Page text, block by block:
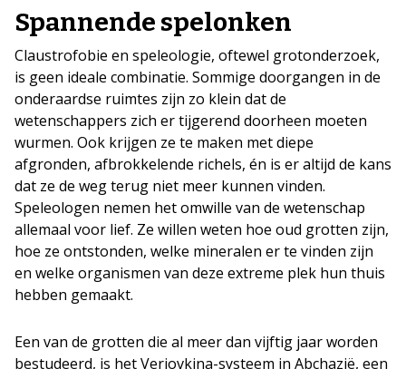
Spannende spelonken
Claustrofobie en speleologie, oftewel grotonderzoek,
is geen ideale combinatie. Sommige doorgangen in de
onderaardse ruimtes zijn zo klein dat de
wetenschappers zich er tijgerend doorheen moeten
wurmen. Ook krijgen ze te maken met diepe
afgronden, afbrokkelende richels, én is er altijd de kans
dat ze de weg terug niet meer kunnen vinden.
Speleologen nemen het omwille van de wetenschap
allemaal voor lief. Ze willen weten hoe oud grotten zijn,
hoe ze ontstonden, welke mineralen er te vinden zijn
en welke organismen van deze extreme plek hun thuis
hebben gemaakt.
Een van de grotten die al meer dan vijftig jaar worden
bestudeerd, is het Verjovkina-systeem in Abchazië, een